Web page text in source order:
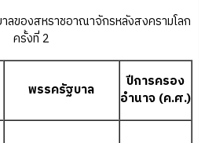
ลของสหราชอาณาจักรหลังสงครามโลก
ครั้งที่ 2
พรรครัฐบาล
ปีการครอง
อำนาจ (ค.ศ.)